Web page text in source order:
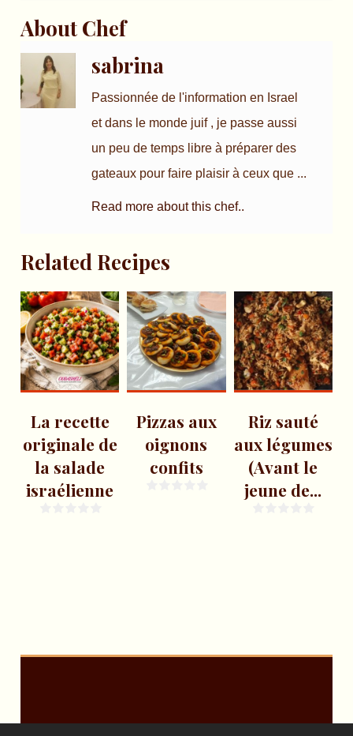
About Chef
sabrina
Passionnée de l'information en Israel
et dans le monde juif , je passe aussi
un peu de temps libre à préparer des
gateaux pour faire plaisir à ceux que ...
Read more about this chef..
Related Recipes
La recette
originale de
la salade
israélienne
Pizzas aux
oignons
confits
Riz sauté
aux légumes
(Avant le
jeune de...